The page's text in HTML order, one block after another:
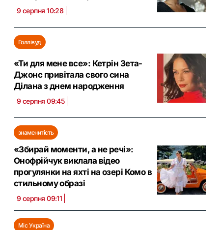
9 серпня 10:28
Голлівуд
«Ти для мене все»: Кетрін Зета-
Джонс привітала свого сина
Ділана з днем народження
9 серпня 09:45
знаменитість
«Збирай моменти, а не речі»:
Онофрійчук виклала відео
прогулянки на яхті на озері Комо в
стильному образі
9 серпня 09:11
Міс Україна